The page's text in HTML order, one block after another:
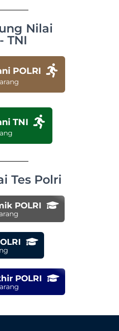
Nilai
TNI
POLRI
TNI
Tes Polri
POLRI
POLRI